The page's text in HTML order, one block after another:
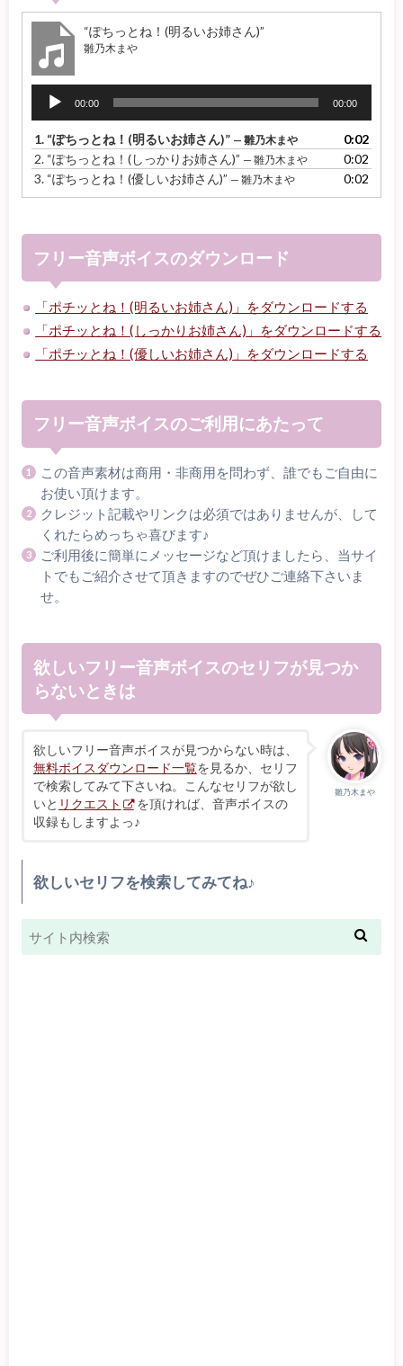
“ぽちっとね！(明るいお姉さん)”
雛乃木まや
レ
ー
ヤ
00:00 00:00
1. “ぽちっとね！(明るいお姉さん)” — 雛乃木まや
0:02
2. “ぽちっとね！(しっかりお姉さん)” — 雛乃木まや
0:02
3. “ぽちっとね！(優しいお姉さん)” — 雛乃木まや 0:02
フリー音声ボイスのダウンロード
「ポチッとね！(明るいお姉さん)」をダウンロードする
「ポチッとね！(しっかりお姉さん)」をダウンロードする
「ポチッとね！(優しいお姉さん)」をダウンロードする
フリー音声ボイスのご利用にあたって
この音声素材は商用・非商用を問わず、誰でもご自由に
お使い頂けます。
クレジット記載やリンクは必須ではありませんが、して
くれたらめっちゃ喜びます♪
ご利用後に簡単にメッセージなど頂けましたら、当サイ
トでもご紹介させて頂きますのでぜひご連絡下さいま
せ。
欲しいフリー音声ボイスのセリフが見つか
らないときは
雛乃木まや
欲しいフリー音声ボイスが見つからない時は、
無料ボイスダウンロード一覧を見るか、セリフ
で検索してみて下さいね。こんなセリフが欲し
いと リクエスト
を頂ければ、音声ボイスの
収録もしますよっ♪
欲しいセリフを検索してみてね♪